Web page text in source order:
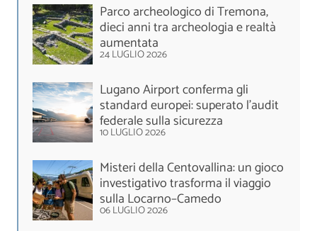
Parco archeologico di Tremona,
dieci anni tra archeologia e realtà
aumentata
24 LUGLIO 2026
Lugano Airport conferma gli
standard europei: superato l'audit
federale sulla sicurezza
10 LUGLIO 2026
Misteri della Centovallina: un gioco
investigativo trasforma il viaggio
sulla Locarno–Camedo
06 LUGLIO 2026